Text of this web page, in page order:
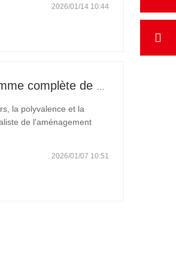
2026/01/14 10:44
la polyvalence et la
de l'aménagement
2026/01/07 10:51